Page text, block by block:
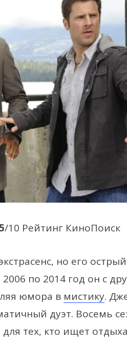
/10 Рейтинг КиноПоиск
но его
по 2014 год он с
юмора в мистику.
дуэт. Восемь
тех, кто ищет